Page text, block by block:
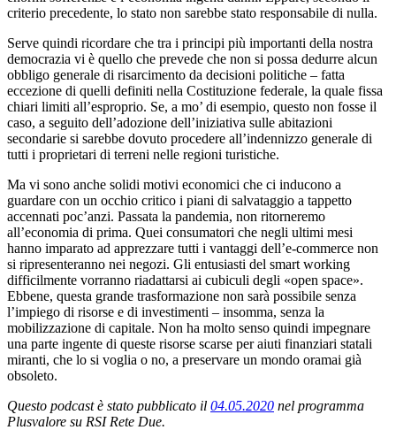
criterio precedente, lo stato non sarebbe stato responsabile di nulla.
Serve quindi ricordare che tra i principi più importanti della nostra
democrazia vi è quello che prevede che non si possa dedurre alcun
obbligo generale di risarcimento da decisioni politiche – fatta
eccezione di quelli definiti nella Costituzione federale, la quale fissa
chiari limiti all’esproprio. Se, a mo’ di esempio, questo non fosse il
caso, a seguito dell’adozione dell’iniziativa sulle abitazioni
secondarie si sarebbe dovuto procedere all’indennizzo generale di
tutti i proprietari di terreni nelle regioni turistiche.
Ma vi sono anche solidi motivi economici che ci inducono a
guardare con un occhio critico i piani di salvataggio a tappetto
accennati poc’anzi. Passata la pandemia, non ritorneremo
all’economia di prima. Quei consumatori che negli ultimi mesi
hanno imparato ad apprezzare tutti i vantaggi dell’e-commerce non
si ripresenteranno nei negozi. Gli entusiasti del smart working
difficilmente vorranno riadattarsi ai cubiculi degli «open space».
Ebbene, questa grande trasformazione non sarà possibile senza
l’impiego di risorse e di investimenti – insomma, senza la
mobilizzazione di capitale. Non ha molto senso quindi impegnare
una parte ingente di queste risorse scarse per aiuti finanziari statali
miranti, che lo si voglia o no, a preservare un mondo oramai già
obsoleto.
Questo podcast è stato pubblicato il 04.05.2020 nel programma
Plusvalore su RSI Rete Due.